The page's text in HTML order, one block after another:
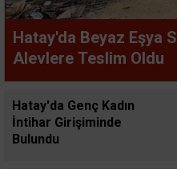
Süleyman
Zaferler Ayı
AYNI
Hatay'da Beyaz Eşya
Alevlere Teslim Oldu
Hatay'da Genç Kadın
İntihar Girişiminde
Bulundu